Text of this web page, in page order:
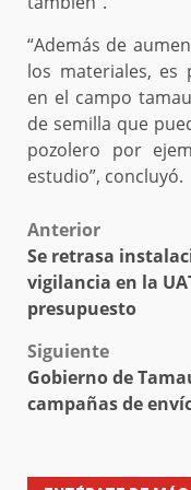
“Además de
los materiales, es
en el campo
de semilla que
pozolero por
estudio”, concluyó.
Post
navigation
Anterior
Se retrasa
vigilancia en la
presupuesto
Siguiente
Gobierno de
campañas de